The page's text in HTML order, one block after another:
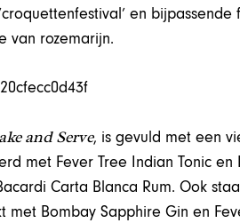
en
van rozemarijn.
and Serve, is gevuld met een
met Fever Tree Indian Tonic en
Carta Blanca Rum. Ook
Bombay Sapphire Gin en